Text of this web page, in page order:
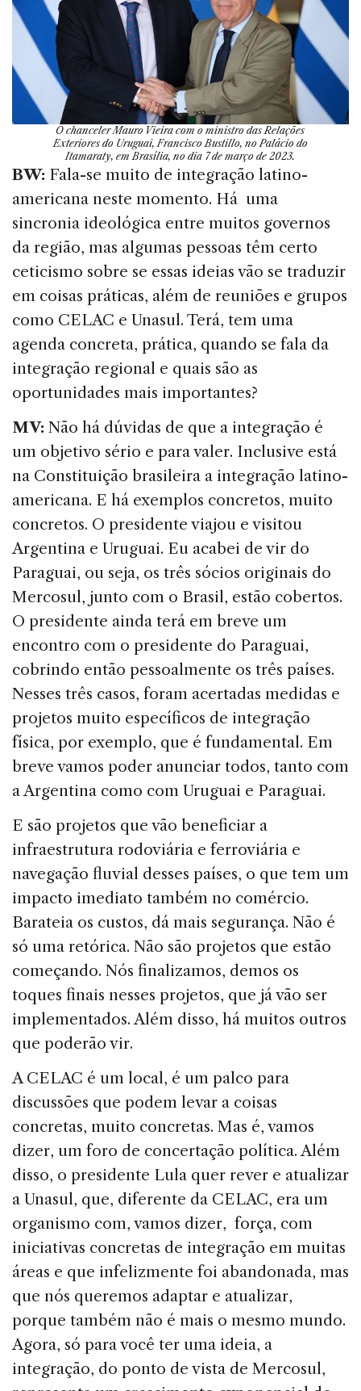
O chanceler Mauro Vieira com o ministro das Relações
Exteriores do Uruguai, Francisco Bustillo, no Palácio do
Itamaraty, em Brasília, no dia 7 de março de 2023.
BW: Fala-se muito de integração latino-
americana neste momento. Há uma
sincronia ideológica entre muitos governos
da região, mas algumas pessoas têm certo
ceticismo sobre se essas ideias vão se traduzir
em coisas práticas, além de reuniões e grupos
como CELAC e Unasul. Terá, tem uma
agenda concreta, prática, quando se fala da
integração regional e quais são as
oportunidades mais importantes?
MV: Não há dúvidas de que a integração é
um objetivo sério e para valer. Inclusive está
na Constituição brasileira a integração latino-
americana. E há exemplos concretos, muito
concretos. O presidente viajou e visitou
Argentina e Uruguai. Eu acabei de vir do
Paraguai, ou seja, os três sócios originais do
Mercosul, junto com o Brasil, estão cobertos.
O presidente ainda terá em breve um
encontro com o presidente do Paraguai,
cobrindo então pessoalmente os três países.
Nesses três casos, foram acertadas medidas e
projetos muito específicos de integração
física, por exemplo, que é fundamental. Em
breve vamos poder anunciar todos, tanto com
a Argentina como com Uruguai e Paraguai.
E são projetos que vão beneficiar a
infraestrutura rodoviária e ferroviária e
navegação fluvial desses países, o que tem um
impacto imediato também no comércio.
Barateia os custos, dá mais segurança. Não é
só uma retórica. Não são projetos que estão
começando. Nós finalizamos, demos os
toques finais nesses projetos, que já vão ser
implementados. Além disso, há muitos outros
que poderão vir.
A CELAC é um local, é um palco para
discussões que podem levar a coisas
concretas, muito concretas. Mas é, vamos
dizer, um foro de concertação política. Além
disso, o presidente Lula quer rever e atualizar
a Unasul, que, diferente da CELAC, era um
organismo com, vamos dizer, força, com
iniciativas concretas de integração em muitas
áreas e que infelizmente foi abandonada, mas
que nós queremos adaptar e atualizar,
porque também não é mais o mesmo mundo.
Agora, só para você ter uma ideia, a
integração, do ponto de vista de Mercosul,